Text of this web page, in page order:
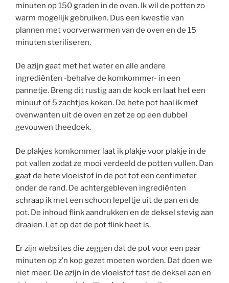
minuten op 150 graden in de oven. Ik wil de potten zo
warm mogelijk gebruiken. Dus een kwestie van
plannen met voorverwarmen van de oven en de 15
minuten steriliseren.
De azijn gaat met het water en alle andere
ingrediënten -behalve de komkommer- in een
pannetje. Breng dit rustig aan de kook en laat het een
minuut of 5 zachtjes koken. De hete pot haal ik met
ovenwanten uit de oven en zet ze op een dubbel
gevouwen theedoek.
De plakjes komkommer laat ik plakje voor plakje in de
pot vallen zodat ze mooi verdeeld de potten vullen. Dan
gaat de hete vloeistof in de pot tot een centimeter
onder de rand. De achtergebleven ingrediënten
schraap ik met een schoon lepeltje uit de pan en de
pot. De inhoud flink aandrukken en de deksel stevig aan
draaien. Let op dat de pot flink heet is.
Er zijn websites die zeggen dat de pot voor een paar
minuten op z’n kop gezet moeten worden. Dat doen we
niet meer. De azijn in de vloeistof tast de deksel aan en